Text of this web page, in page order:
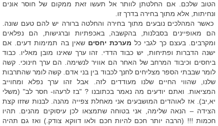
הטוב שלכם. אם החלטתן לוותר אל תעשו זאת ממקום של חוסר אונים
ונחיתות, אלא מתוך בחירה בדרך זו.
כאשר המהלכים נובעים מתוך בחירה והחלטה ברורה יש להם טעם שונה.
הם מאופיינים בסבלנות, בהקשבה, באכפתיות וברגישות, הם נפלאים
ומקרבים. בעצם כך לגבי כל מערכת יחסים שאין בה תמימות דעים. אם
ישנה הדברות ופתיחות, יש כבוד הדדי. זהו ערך שאינו מובן מאליו. כבוד
ביחסים וכיבוד המרחב של האחר הם אוויר לנשימה. הם ערך חינוכי. קשה
לומר שבבתי הספר מצליחים לחנך לכבוד בין בני אדם. קשה לומר שהתרבות
שלנו, שהווי החיים שלנו מעודדים לזה. אבל זהו ערך נפלא ומחוייב
המציאות. ואתם יודעים מה נאמר בכתובנו ? "בז לרעהו- חסר לב" (משלי
יא,יב). אז לאוהדים המושבעים אני מאחלת צפייה מהנה. לבנות שזזו קצת
הצידה – הנאה שלימה, אני בטוחה שתמצאו לכן עיסוקים מהנים. תהיו
חכמות !!! (הרבה יותר חכם להיות חכם ולאו דווקא צודק.) ואז גם תהיה